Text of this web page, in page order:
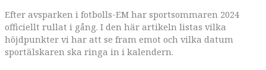
Efter avsparken i fotbolls-EM har sportsommaren 2024
officiellt rullat i gång. I den här artikeln listas vilka
höjdpunkter vi har att se fram emot och vilka datum
sportälskaren ska ringa in i kalendern.